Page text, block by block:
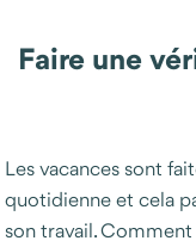
Faire une
Les vacances sont
quotidienne et cela
son travail.